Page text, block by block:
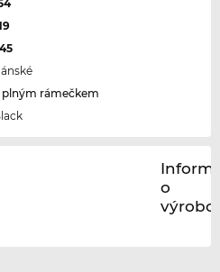
plným rámečkem
o
výrobci